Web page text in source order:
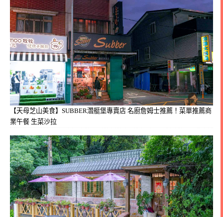
【天母芝山美食】SUBBER潛艇堡專賣店 名廚詹姆士推薦！菜單推薦商
業午餐 生菜沙拉